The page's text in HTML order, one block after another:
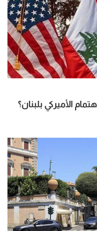
الأميركي بلبنان؟